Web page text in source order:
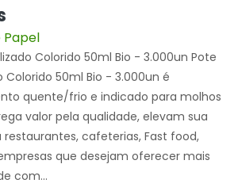
Papel
Colorido 50ml Bio - 3.000un Pote
Colorido 50ml Bio - 3.000un é
quente/frio e indicado para molhos
valor pela qualidade, elevam sua
cafeterias, Fast food,
que desejam oferecer mais
com...